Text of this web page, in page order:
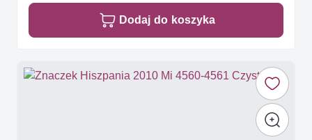
Dodaj do koszyka